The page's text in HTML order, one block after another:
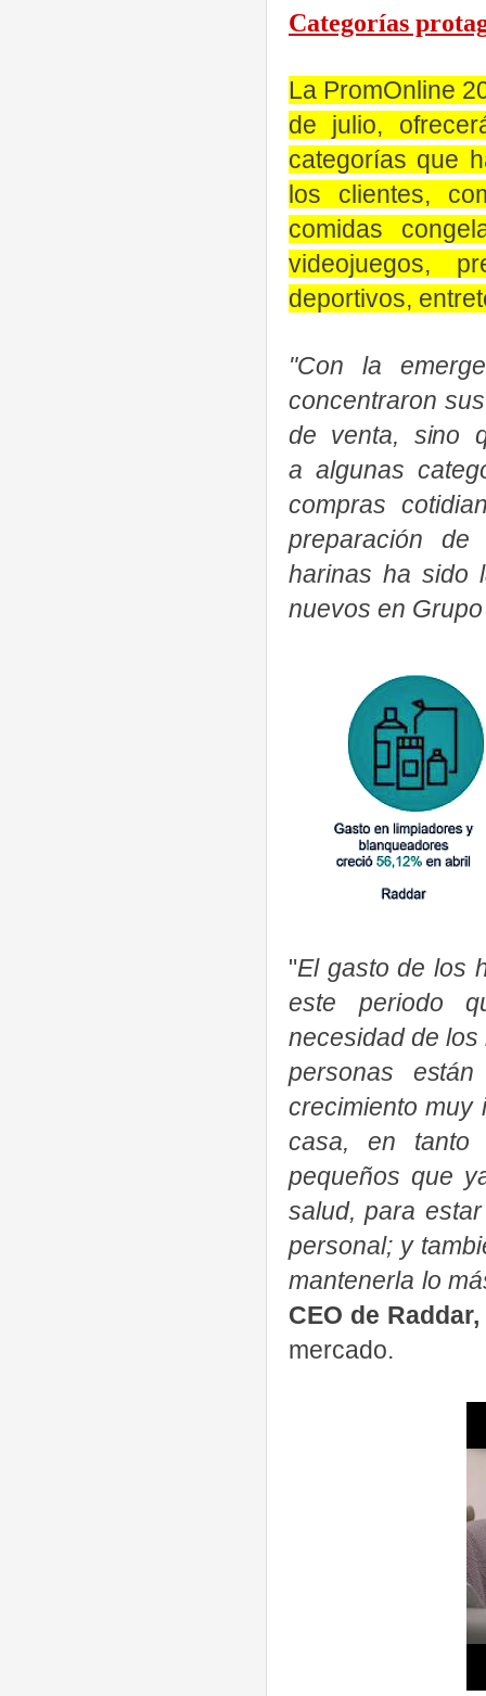
Categorías
La PromOnline
de julio,
categorías que
los clientes,
comidas
videojuegos,
deportivos,
"Con la
concentraron
de venta, sino
aalgunas
compras
preparación
harinas ha sido
nuevos en
"El gasto de los
este periodo
necesidad de
personas
crecimiento muy
casa, en
pequeños que
salud, para
personal; y
mantenerla lo
CEO de Raddar,
mercado.